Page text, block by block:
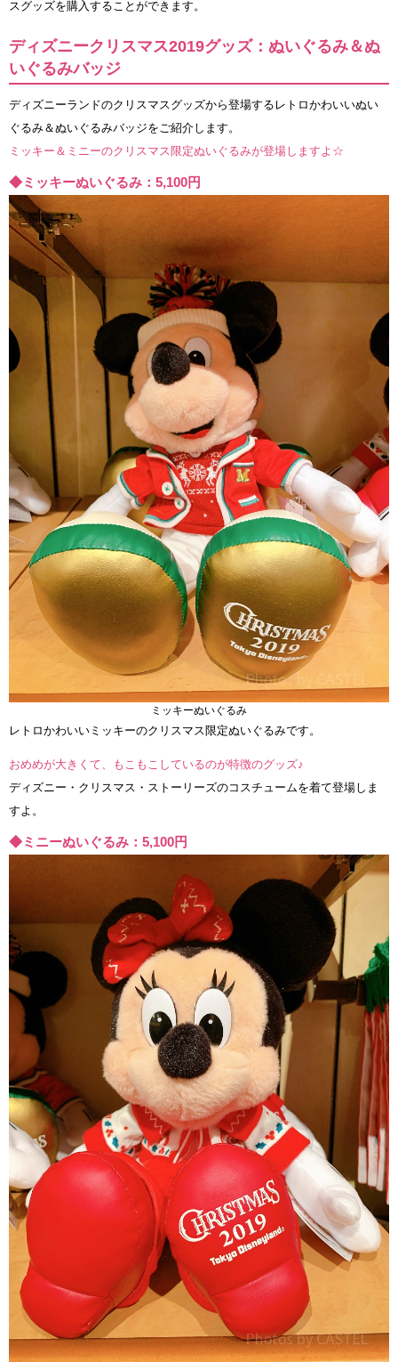
スグッズを購入することができます。
ディズニークリスマス2019グッズ：ぬいぐるみ＆ぬ
いぐるみバッジ
ディズニーランドのクリスマスグッズから登場するレトロかわいいぬい
ぐるみ＆ぬいぐるみバッジをご紹介します。
ミッキー＆ミニーのクリスマス限定ぬいぐるみが登場しますよ☆
◆ミッキーぬいぐるみ：5,100円
ミッキーぬいぐるみ
レトロかわいいミッキーのクリスマス限定ぬいぐるみです。
おめめが大きくて、もこもこしているのが特徴のグッズ♪
ディズニー・クリスマス・ストーリーズのコスチュームを着て登場しま
すよ。
◆ミニーぬいぐるみ：5,100円